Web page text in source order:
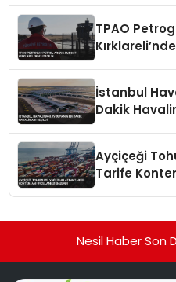
TPAO
İstanbul
Dakik
Ayçiçeği
Tarife
Nesil Haber Son